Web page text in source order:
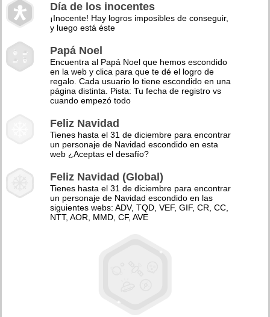
Día de los inocentes
¡Inocente! Hay logros imposibles de conseguir,
y luego está éste
Papá Noel
Encuentra al Papá Noel que hemos escondido
en la web y clica para que te dé el logro de
regalo. Cada usuario lo tiene escondido en una
página distinta. Pista: Tu fecha de registro vs
cuando empezó todo
Feliz Navidad
Tienes hasta el 31 de diciembre para encontrar
un personaje de Navidad escondido en esta
web ¿Aceptas el desafío?
Feliz Navidad (Global)
Tienes hasta el 31 de diciembre para encontrar
un personaje de Navidad escondido en las
siguientes webs: ADV, TQD, VEF, GIF, CR, CC,
NTT, AOR, MMD, CF, AVE